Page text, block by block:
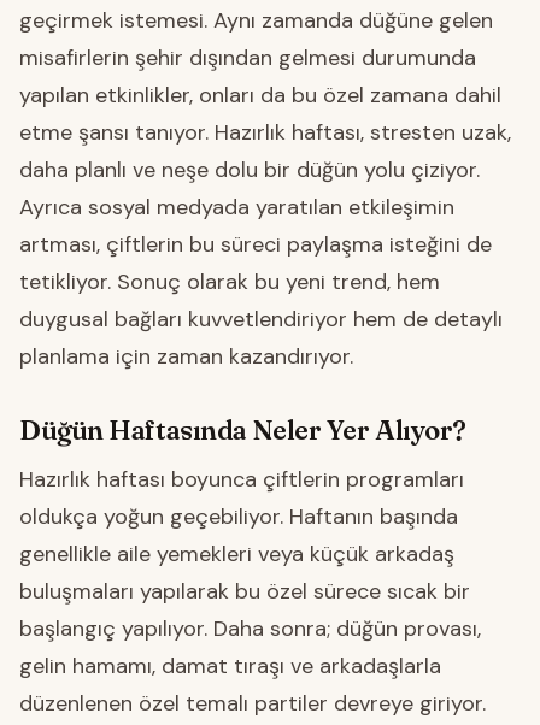
geçirmek istemesi. Aynı zamanda düğüne gelen
misafirlerin şehir dışından gelmesi durumunda
yapılan etkinlikler, onları da bu özel zamana dahil
etme şansı tanıyor. Hazırlık haftası, stresten uzak,
daha planlı ve neşe dolu bir düğün yolu çiziyor.
Ayrıca sosyal medyada yaratılan etkileşimin
artması, çiftlerin bu süreci paylaşma isteğini de
tetikliyor. Sonuç olarak bu yeni trend, hem
duygusal bağları kuvvetlendiriyor hem de detaylı
planlama için zaman kazandırıyor.
Düğün Haftasında Neler Yer Alıyor?
Hazırlık haftası boyunca çiftlerin programları
oldukça yoğun geçebiliyor. Haftanın başında
genellikle aile yemekleri veya küçük arkadaş
buluşmaları yapılarak bu özel sürece sıcak bir
başlangıç yapılıyor. Daha sonra; düğün provası,
gelin hamamı, damat tıraşı ve arkadaşlarla
düzenlenen özel temalı partiler devreye giriyor.